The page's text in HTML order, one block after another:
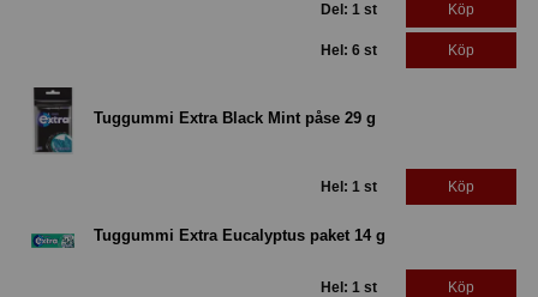
Del: 1 st Köp
Hel: 6 st Köp
Tuggummi Extra Black Mint påse 29 g
Hel: 1 st Köp
Tuggummi Extra Eucalyptus paket 14 g
Hel: 1 st Köp